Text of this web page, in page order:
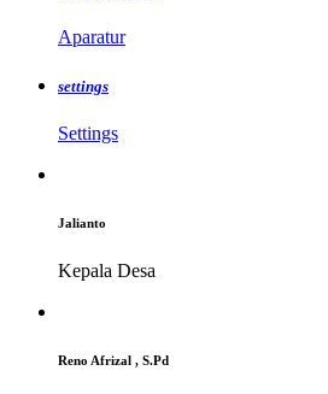
Aparatur
settings
Settings
Jalianto
Kepala Desa
Reno Afrizal , S.Pd